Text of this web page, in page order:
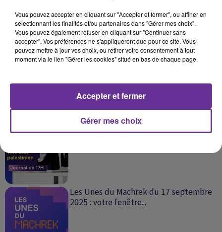
SUR LE MÊME SUJET
Offensive israélienne à Gaza : Macron
pourrait annoncer la...
Les Unes du Machrek du 17 septembre
2025 : votre fenêtre...
Vous pouvez accepter en cliquant sur "Accepter et fermer", ou affiner en
sélectionnant les finalités et/ou partenaires dans "Gérer mes choix".
Vous pouvez également refuser en cliquant sur "Continuer sans
accepter". Vos préférences ne s'appliqueront que pour ce site. Vous
pouvez mettre à jour vos choix, ou retirer votre consentement à tout
moment via le lien "Gérer les cookies" situé en bas de chaque page.
Gérer mes choix
Accepter et fermer